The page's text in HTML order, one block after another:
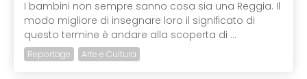
I bambini non sempre sanno cosa sia una Reggia. Il
modo migliore di insegnare loro il significato di
questo termine è andare alla scoperta di ...
Reportage Arte e Cultura